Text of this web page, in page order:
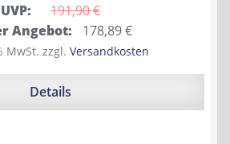
UVP: 191,90 €
Angebot: 178,89€Aktueller
Preis
ist:
MwSt. zzgl. Versandkosten
Details